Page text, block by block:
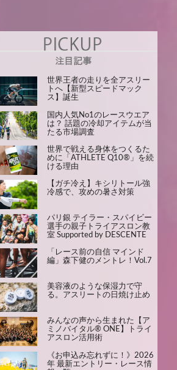
世界王者の走りを全アスリー
トへ【新型スピードマック
ス】誕生
国内人気No1のレースウエア
は？ 話題の冷却アイテムが当
たる市場調査
世界で戦える身体をつくるた
めに「ATHLETE Q10®」を続
ける理由
【ガチ冷え】キシリトール強
冷感で、攻めの暑さ対策
パリ銀 テイラー・スパイビー
選手の親子トライアスロン教
室 Supported by DESCENTE
「レース前の自信 マインド
編」森下健のメントレ！Vol.7
美容液のような保湿力で守
る。アスリートの日焼け止め
みんなの声から生まれた【ア
ミノバイタル® ONE】トライ
アスロン活用術
《お申込み忘れずに！》2026
年 最新エントリー・レース情